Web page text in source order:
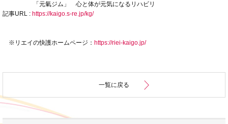
「元氣ジム」 心と体が元気になるリハビリ
記事URL : https://kaigo.s-re.jp/kg/
※リエイの快護ホームページ： https://riei-kaigo.jp/
一覧に戻る